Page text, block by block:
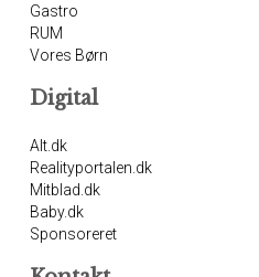
Gastro
RUM
Vores Børn
Digital
Alt.dk
Realityportalen.dk
Mitblad.dk
Baby.dk
Sponsoreret